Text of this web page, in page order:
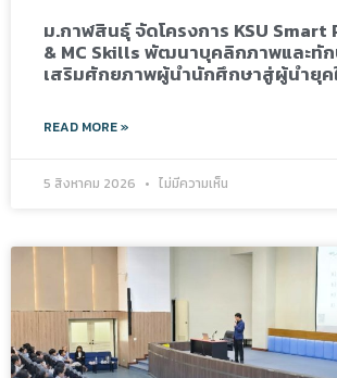
ม.กาฬสินธุ์ จัดโครงการ KSU
& MC Skills พัฒนาบุคลิกภาพและทั
เสริมศักยภาพผู้นำนักศึกษาสู่ผู้นำยุค
READ MORE »
5 สิงหาคม 2026 ไม่มีความเห็น